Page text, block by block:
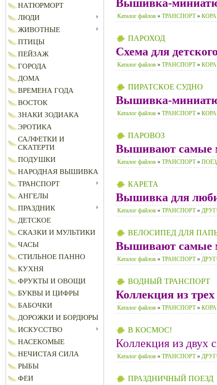
НАТЮРМОРТ
ЛЮДИ
ЖИВОТНЫЕ
ПТИЦЫ
ПЕЙЗАЖ
ГОРОДА
ДОМА
ВРЕМЕНА ГОДА
ВОСТОК
ЗНАКИ ЗОДИАКА
ЭРОТИКА
САЛФЕТКИ И
СКАТЕРТИ
ПОДУШКИ
НАРОДНАЯ ВЫШИВКА
ТРАНСПОРТ
АНГЕЛЫ
ПРАЗДНИК
ДЕТСКОЕ
СКАЗКИ И МУЛЬТИКИ
ЧАСЫ
СТИЛЬНОЕ ПАННО
КУХНЯ
ФРУКТЫ И ОВОЩИ
БУКВЫ И ЦИФРЫ
БАБОЧКИ
ДОРОЖКИ И БОРДЮРЫ
ИСКУССТВО
НАСЕКОМЫЕ
НЕЧИСТАЯ СИЛА
РЫБЫ
ФЕИ
Вышивка-
Каталог файлов » ТРАНСПОРТ »
ПАРОХОД
Схема для
Каталог файлов » ТРАНСПОРТ »
ПИРАТСКОЕ СУДНО
Вышивка-
Каталог файлов » ТРАНСПОРТ »
ПАРОВОЗ
Вышивают самые
Каталог файлов » ТРАНСПОРТ »
КАРЕТА
Вышивка для
Каталог файлов » ТРАНСПОРТ »
ВЕЛОСИПЕД ДЛЯ
Вышивают самые
Каталог файлов » ТРАНСПОРТ »
ВОДНЫЙ ТРАНСПОРТ
Коллекция из
Каталог файлов » ТРАНСПОРТ »
В КОСМОС!
Коллекция из двух
Каталог файлов » ТРАНСПОРТ »
ПРАЗДНИЧНЫЙ ПОЕЗД